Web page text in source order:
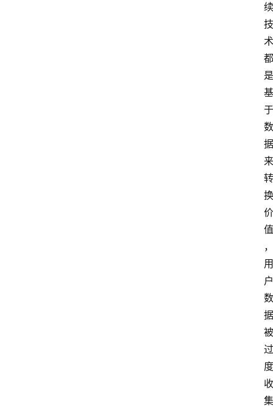
续
技
术
都
是
基
于
数
据
来
转
换
价
值
，
用
户
数
据
被
过
度
收
集